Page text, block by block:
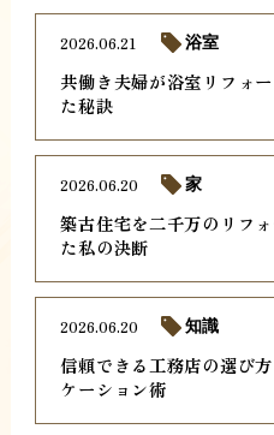
共働き夫婦が浴室リフォ
た秘訣
2026.06.21 浴室
築古住宅を二千万のリフ
た私の決断
2026.06.20 家
信頼できる工務店の選び
ケーション術
2026.06.20 知識